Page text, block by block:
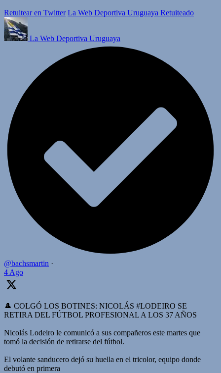
Retuitear en Twitter La Web Deportiva Uruguaya Retuiteado
La Web Deportiva Uruguaya
@bachsmartin ·
4 Ago
🎩 COLGÓ LOS BOTINES: NICOLÁS #LODEIRO SE
RETIRA DEL FÚTBOL PROFESIONAL A LOS 37 AÑOS
Nicolás Lodeiro le comunicó a sus compañeros este martes que
tomó la decisión de retirarse del fútbol.
El volante sanducero dejó su huella en el tricolor, equipo donde
debutó en primera